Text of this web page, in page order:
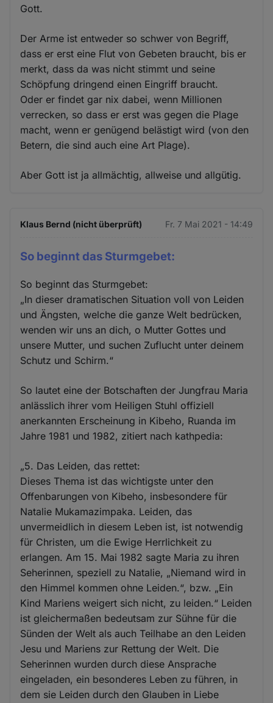
Gott.
Der Arme ist entweder so schwer von Begriff,
dass er erst eine Flut von Gebeten braucht, bis er
merkt, dass da was nicht stimmt und seine
Schöpfung dringend einen Eingriff braucht.
Oder er findet gar nix dabei, wenn Millionen
verrecken, so dass er erst was gegen die Plage
macht, wenn er genügend belästigt wird (von den
Betern, die sind auch eine Art Plage).
Aber Gott ist ja allmächtig, allweise und allgütig.
Klaus Bernd (nicht überprüft) Fr. 7 Mai 2021 - 14:49
So beginnt das Sturmgebet:
So beginnt das Sturmgebet:
„In dieser dramatischen Situation voll von Leiden
und Ängsten, welche die ganze Welt bedrücken,
wenden wir uns an dich, o Mutter Gottes und
unsere Mutter, und suchen Zuflucht unter deinem
Schutz und Schirm.“
So lautet eine der Botschaften der Jungfrau Maria
anlässlich ihrer vom Heiligen Stuhl offiziell
anerkannten Erscheinung in Kibeho, Ruanda im
Jahre 1981 und 1982, zitiert nach kathpedia:
„5. Das Leiden, das rettet:
Dieses Thema ist das wichtigste unter den
Offenbarungen von Kibeho, insbesondere für
Natalie Mukamazimpaka. Leiden, das
unvermeidlich in diesem Leben ist, ist notwendig
für Christen, um die Ewige Herrlichkeit zu
erlangen. Am 15. Mai 1982 sagte Maria zu ihren
Seherinnen, speziell zu Natalie, „Niemand wird in
den Himmel kommen ohne Leiden.“, bzw. „Ein
Kind Mariens weigert sich nicht, zu leiden.“ Leiden
ist gleichermaßen bedeutsam zur Sühne für die
Sünden der Welt als auch Teilhabe an den Leiden
Jesu und Mariens zur Rettung der Welt. Die
Seherinnen wurden durch diese Ansprache
eingeladen, ein besonderes Leben zu führen, in
dem sie Leiden durch den Glauben in Liebe